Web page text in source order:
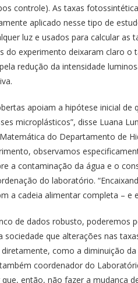
controle). As taxas
aplicado nesse tipo de
luz e usados para calcular as
do experimento deixaram claro
redução da intensidade
apoiam a hipótese inicial
microplásticos”, disse Luana
do Departamento de
observamos
a contaminação da água e o
do laboratório.
a cadeia alimentar completa – e
de dados robusto, poderemos
sociedade que alterações nas
como a diminuição
também coordenador do
então, não fazer a mudança